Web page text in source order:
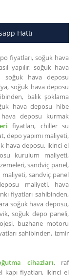
Hattı
fiyatları, soğuk hava
yapılır, soğuk hava
hava deposu
soğuk hava deposu
balık şoklama
hava deposu hibe
deposu kurmak
fiyatları, chiller su
depo yapımı maliyeti,
hava deposu, ikinci el
kurulum maliyeti,
sandviç panel,
sandviç panel
maliyeti, hava
fiyatları sahibinden,
soğuk hava deposu,
soğuk depo paneli,
buzhane motoru
sahibinden, izmir
cihazları, raf
fiyatları, ikinci el